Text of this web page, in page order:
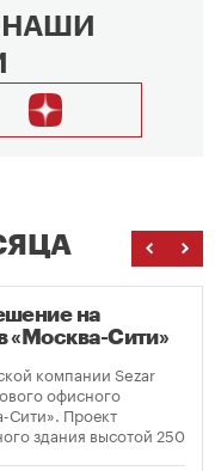
на
«Москва-Сити»
компании Sezar
офисного
Сити». Проект
здания высотой 250